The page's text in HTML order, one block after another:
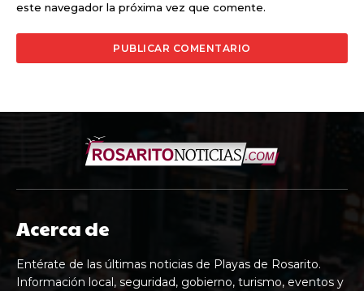
este navegador la próxima vez que comente.
Acerca de
Entérate de las últimas noticias de Playas de Rosarito.
Información local, seguridad, gobierno, turismo, eventos y